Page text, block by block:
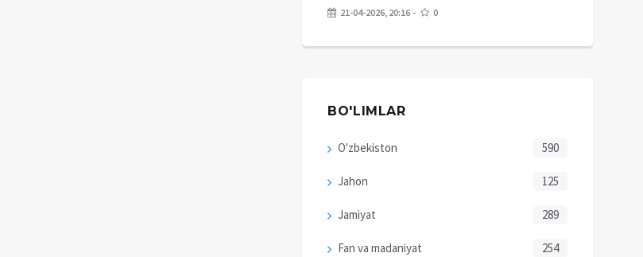
21-04-2026, 20:16 0
BO'LIMLAR
O'zbekiston 590
Jahon 125
Jamiyat 289
Fan va madaniyat 254